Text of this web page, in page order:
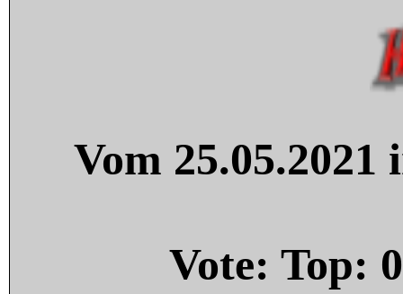
Vom
Vote: Top: 0